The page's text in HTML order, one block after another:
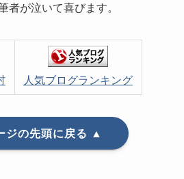
者が泣いて喜びます。
人気ブログランキング
ジの先頭に戻る ▲